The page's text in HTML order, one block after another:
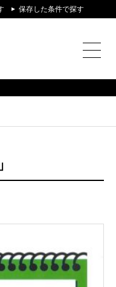
保存した条件で探す